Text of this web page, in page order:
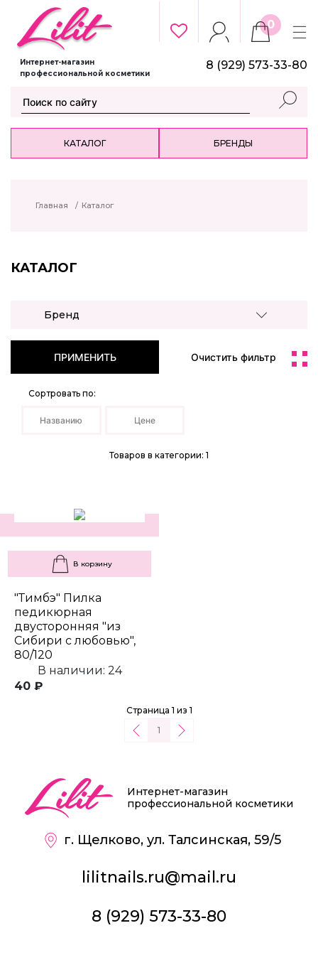
Интернет-магазин
профессиональной косметики
0
8 (929) 573-33-80
КАТАЛОГ БРЕНДЫ
Главная / Каталог
КАТАЛОГ
Бренд
ПРИМЕНИТЬ Очистить фильтр
Сортровать по:
Названию Цене
Товаров в категории: 1
В корзину
"Тимбэ" Пилка
педикюрная
двусторонняя "из
Сибири с любовью",
80/120
В наличии: 24
40 ₽
Страница 1 из 1
1
Интернет-магазин
профессиональной косметики
г. Щелково, ул. Талсинская, 59/5
lilitnails.ru@mail.ru
8 (929) 573-33-80